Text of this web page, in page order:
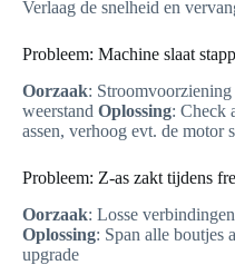
Verlaag de snelheid en
Probleem: Machine slaat
Oorzaak:
weerstand Oplossing: Check
assen, verhoog evt. de motor
Probleem: Z-as zakt tijdens
Oorzaak: Losse
Oplossing: Span alle boutjes
upgrade